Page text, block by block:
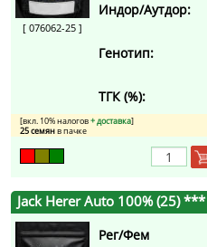
[ 076062-25 ]
Индор/Аутдор:
Генотип:
ТГК (%):
[вкл. 10% налогов+ доставка]
25 семянв пачке
Jack Herer Auto 100% (25) ***
Рег/Фем